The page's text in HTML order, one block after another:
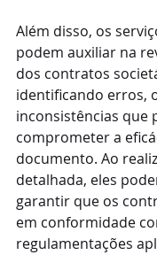
Além disso, os
podem auxiliar na
dos contratos
identificando erros,
inconsistências que
comprometer a
documento. Ao
detalhada, eles
garantir que os
em conformidade
regulamentações